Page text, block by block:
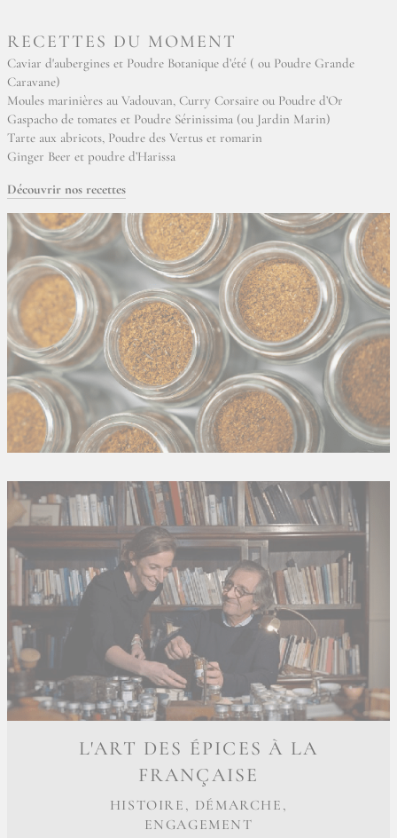
RECETTES DU MOMENT
Caviar d'aubergines et Poudre Botanique d’été ( ou Poudre Grande
Caravane)
Moules marinières au Vadouvan, Curry Corsaire ou Poudre d’Or
Gaspacho de tomates et Poudre Sérinissima (ou Jardin Marin)
Tarte aux abricots, Poudre des Vertus et romarin
Ginger Beer et poudre d’Harissa
Découvrir nos recettes
L'ART DES ÉPICES À LA
FRANÇAISE
HISTOIRE, DÉMARCHE,
ENGAGEMENT